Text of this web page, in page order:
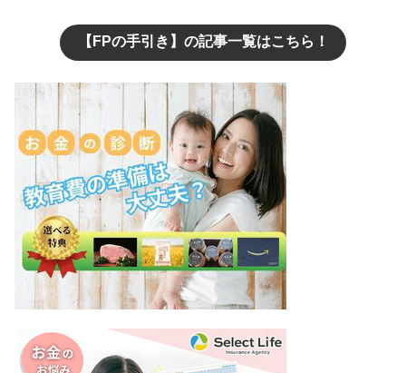
【FPの手引き】の記事一覧はこちら！